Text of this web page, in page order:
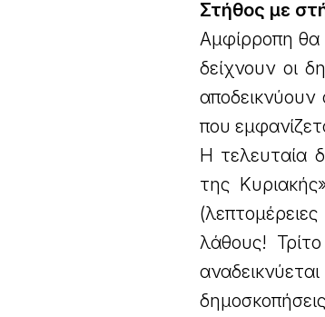
Στήθος με
Αμφίρροπη θα
δείχνουν οι
που
Η τελευταία
της
λάθους!